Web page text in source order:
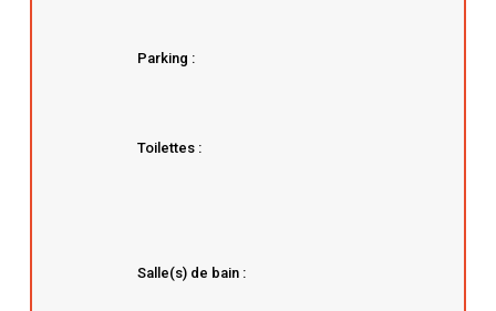
Parking :
Toilettes :
Salle(s) de bain :